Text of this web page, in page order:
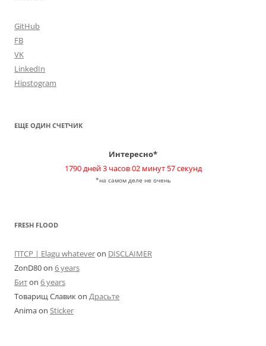
GitHub
FB
VK
LinkedIn
Hipstogram
ЕЩЕ ОДИН СЧЕТЧИК
Интересно*
1790 дней 3 часов 02 минут 57 секунд
*на самом деле не очень
FRESH FLOOD
ПТСР | Elagu whateveron DISCLAIMER
ZonD80on 6 years
Битon 6 years
Товарищ Славикon Драсьте
Animaon Sticker